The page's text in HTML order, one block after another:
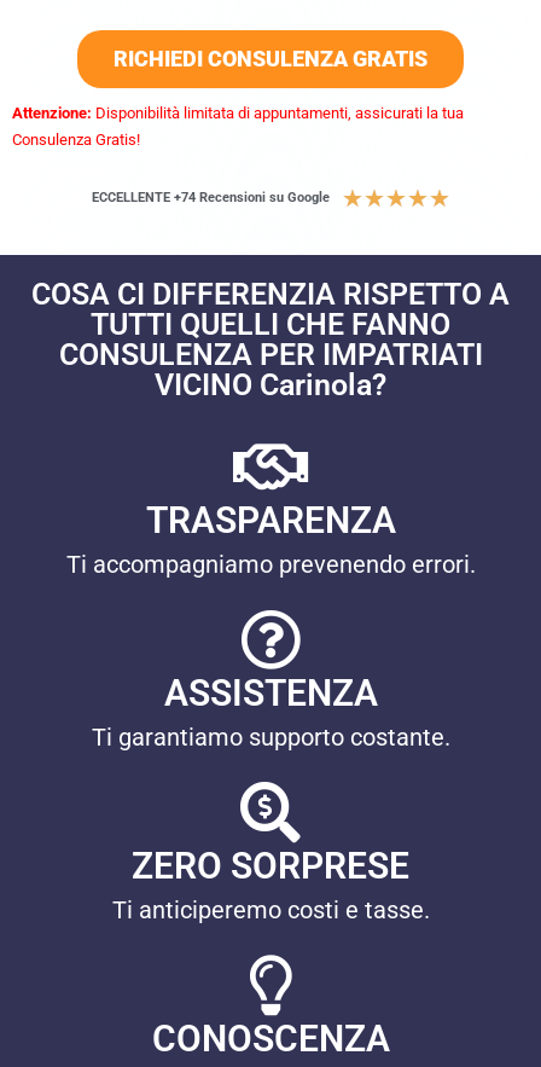
RICHIEDI CONSULENZA GRATIS
Attenzione: Disponibilità limitata di appuntamenti, assicurati la tua
Consulenza Gratis!
ECCELLENTE +74 Recensioni su Google ★★★★★
COSA CI DIFFERENZIA RISPETTO A
TUTTI QUELLI CHE FANNO
CONSULENZA PER IMPATRIATI
VICINO Carinola?
TRASPARENZA
Ti accompagniamo prevenendo errori.
ASSISTENZA
Ti garantiamo supporto costante.
ZERO SORPRESE
Ti anticiperemo costi e tasse.
CONOSCENZA